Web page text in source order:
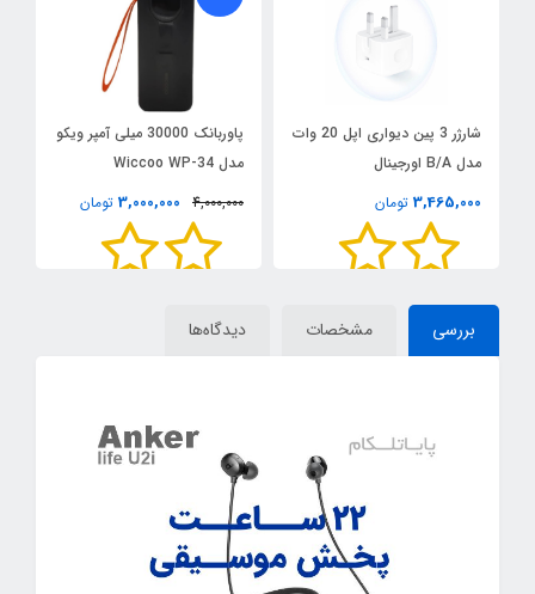
شارژر 3 پین دیواری اپل 20 وات
مدل B/A اورجینال
3,465,000 تومان
پاوربانک 30000 میلی آمپر ویکو
مدل Wiccoo WP-34
4,000,000
3,000,000 تومان
بررسی مشخصات دیدگاه‌ها